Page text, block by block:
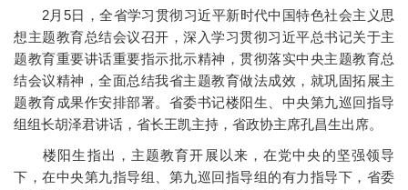
2月5日，全省学习贯彻习近平新时代中国特色社会主义思
想主题教育总结会议召开，深入学习贯彻习近平总书记关于主
题教育重要讲话重要指示批示精神，贯彻落实中央主题教育总
结会议精神，全面总结我省主题教育做法成效，就巩固拓展主
题教育成果作安排部署。省委书记楼阳生、中央第九巡回指导
组组长胡泽君讲话，省长王凯主持，省政协主席孔昌生出席。
楼阳生指出，主题教育开展以来，在党中央的坚强领导
下，在中央第九指导组、第九巡回指导组的有力指导下，省委